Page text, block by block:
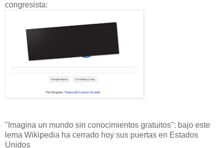
congresista:
"Imagina un mundo sin conocimientos gratuitos": bajo este
lema Wikipedia ha cerrado hoy sus puertas en Estados
Unidos